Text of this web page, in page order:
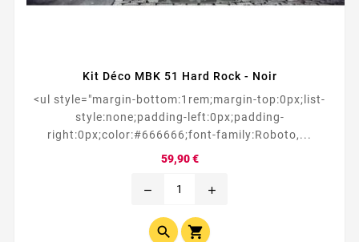
Kit Déco MBK 51 Hard Rock - Noir
<ul style="margin-bottom:1rem;margin-top:0px;list-
style:none;padding-left:0px;padding-
right:0px;color:#666666;font-family:Roboto,...
59,90 €Prix
remove add
 